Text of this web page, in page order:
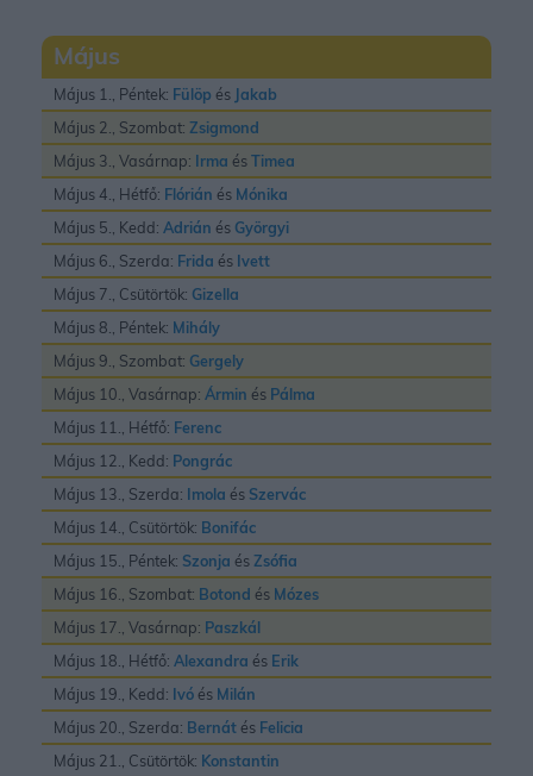
Május
Május 1., Péntek: Fülöp és Jakab
Május 2., Szombat: Zsigmond
Május 3., Vasárnap: Irma ésTimea
Május 4., Hétfő: Flórián és Mónika
Május 5., Kedd: Adrián és Györgyi
Május 6., Szerda: Frida és Ivett
Május 7., Csütörtök: Gizella
Május 8., Péntek: Mihály
Május 9., Szombat: Gergely
Május 10., Vasárnap: Ármin és Pálma
Május 11., Hétfő: Ferenc
Május 12., Kedd: Pongrác
Május 13., Szerda: Imola és Szervác
Május 14., Csütörtök: Bonifác
Május 15., Péntek: Szonja ésZsófia
Május 16., Szombat: Botond és Mózes
Május 17., Vasárnap: Paszkál
Május 18., Hétfő: Alexandra és Erik
Május 19., Kedd: Ivó és Milán
Május 20., Szerda: Bernát és Felicia
Május 21., Csütörtök: Konstantin